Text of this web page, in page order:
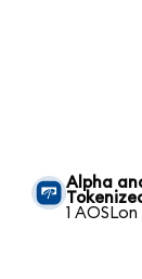
Alpha
1 AOSLon